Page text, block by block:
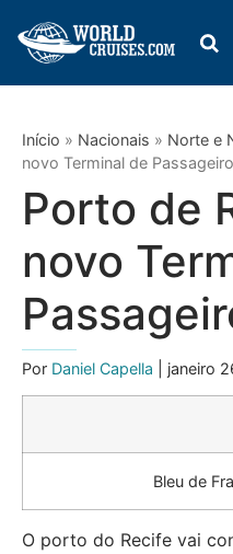
Início » Nacionais » Norte e
novo Terminal de
Porto de
novo
Por Daniel Capella | janeiro
Bleu de
O porto do Recife vai